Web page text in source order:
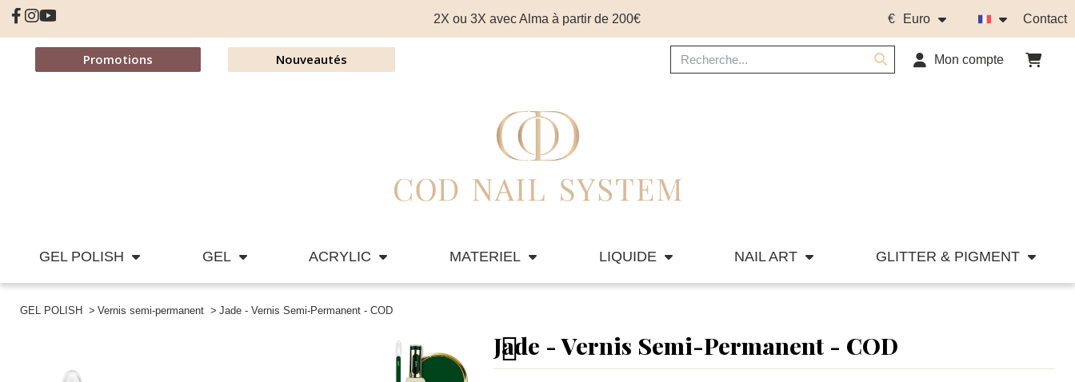
2X ou 3X avec Alma à partir de 200€ € Euro Contact
Promotions Nouveautés Mon compte
GEL POLISH GEL ACRYLIC MATERIEL LIQUIDE NAIL ART GLITTER & PIGMENT
GEL POLISH Vernis semi-permanent Jade - Vernis Semi-Permanent - COD
Jade - Vernis Semi-Permanent - COD